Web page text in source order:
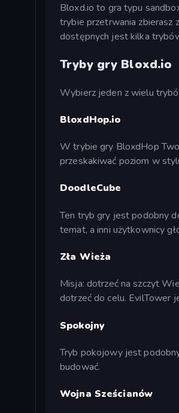
Bloxd.io to gra typu
trybie przetrwania zbierasz
dostępnych jest kilka
Tryby gry Bloxd.io
Wybierz jeden z wielu
BloxdHop.io
W trybie gry BloxdHop
przeskakiwać poziom w
DoodleCube
Ten tryb gry jest podobny
temat, a inni użytkownicy
Zła Wieża
Misja: dotrzeć na szczyt
dotrzeć do celu. EvilTower
Spokojny
Tryb pokojowy jest
budować.
Wojna Sześcianów